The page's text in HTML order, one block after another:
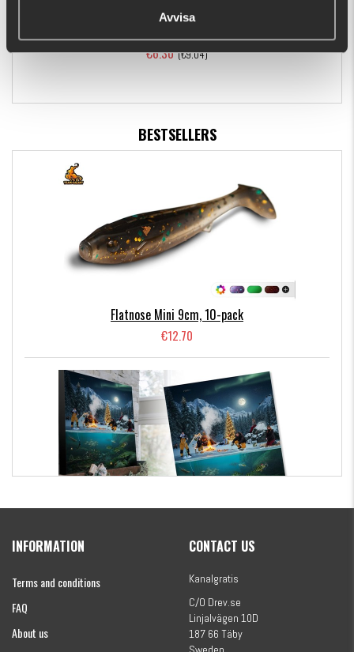
Avvisa
€6.30 (€9.04)
BESTSELLERS
Flatnose Mini 9cm, 10-pack
€12.70
€154.86
INFORMATION
Terms and conditions
FAQ
About us
CONTACT US
Kanalgratis
C/O Drev.se
Linjalvägen 10D
187 66 Täby